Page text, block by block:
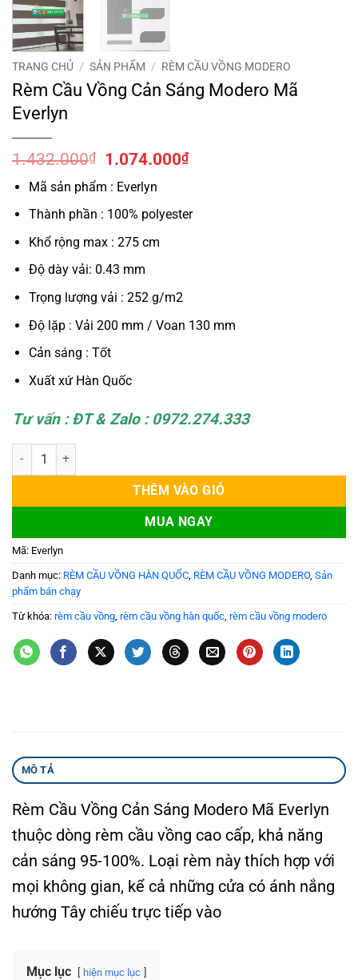
TRANG CHỦ / SẢN PHẨM / RÈM CẦU VỒNG MODERO
Rèm Cầu Vồng Cản Sáng Modero Mã
Everlyn
1.432.000₫
Giá
là:
1.432.000₫.
1.074.000₫Giá
là:
Mã sản phẩm : Everlyn
Thành phần : 100% polyester
Khổ rộng max : 275 cm
Độ dày vải: 0.43 mm
Trọng lượng vải : 252 g/m2
Độ lặp : Vải 200 mm / Voan 130 mm
Cản sáng : Tốt
Xuất xứ Hàn Quốc
Tư vấn : ĐT & Zalo : 0972.274.333
Rèm Cầu Vồng Cản Sáng Modero Mã Everlyn số lượng
THÊM VÀO GIỎ
MUA NGAY
Mã: Everlyn
Danh mục: RÈM CẦU VỒNG HÀN QUỐC RÈM CẦU VỒNG MODERO, Sản
phẩm bán chạy
Từ khóa: rèm cầu vồng rèm cầu vồng hàn quốc rèm cầu vồng modero
MÔ TẢ
Rèm Cầu Vồng Cản Sáng Modero Mã Everlyn
thuộc dòng rèm cầu vồng cao cấp, khả năng
cản sáng 95-100%. Loại rèm này thích hợp với
mọi không gian, kể cả những cửa có ánh nắng
hướng Tây chiếu trực tiếp vào
Mục lục hiện mục lục